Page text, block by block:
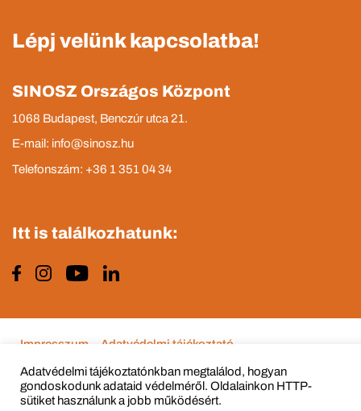
Lépj velünk kapcsolatba!
SINOSZ Országos Központ
1068 Budapest, Benczúr utca 21.
E-mail: info@sinosz.hu
Telefonszám: +36 1 351 04 34
Itt is találkozhatunk:
Impresszum Adatvédelmi tájékoztató
Adatvédelmi tájékoztatónkban megtalálod, hogyan
gondoskodunk adataid védelméről. Oldalainkon HTTP-
sütiket használunk a jobb működésért.